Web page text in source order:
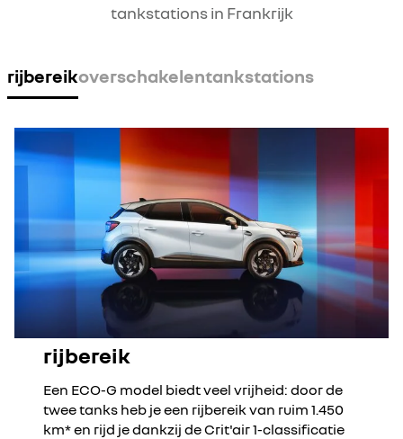
tankstations in Frankrijk
rijbereikoverschakelentankstations
rijbereik
Een ECO-G model biedt veel vrijheid: door de
twee tanks heb je een rijbereik van ruim 1.450
km* en rijd je dankzij de Crit'air 1-classificatie